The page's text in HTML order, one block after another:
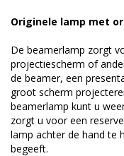
Originele lamp met
De beamerlamp zorgt
projectiescherm of
de beamer, een
groot scherm
beamerlamp kunt u
zorgt u voor een
lamp achter de hand te
begeeft.